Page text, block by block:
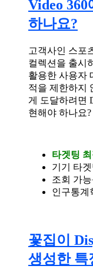
Video
하나요?
고객사인 스포
컬렉션을 출시
활용한 사용자
적을 제한하지
게 도달하려면
현해야 하나요?
타겟팅
기기 타겟
조회 가
인구통계
꽃집이
생성한 특